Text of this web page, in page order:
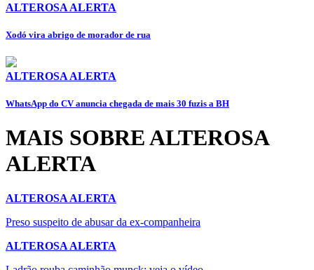
ALTEROSA ALERTA
Xodó vira abrigo de morador de rua
ALTEROSA ALERTA
WhatsApp do CV anuncia chegada de mais 30 fuzis a BH
MAIS SOBRE ALTEROSA
ALERTA
ALTEROSA ALERTA
Preso suspeito de abusar da ex-companheira
ALTEROSA ALERTA